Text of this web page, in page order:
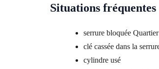
Situations fréquentes
serrure bloquée
clé cassée dans la
cylindre usé